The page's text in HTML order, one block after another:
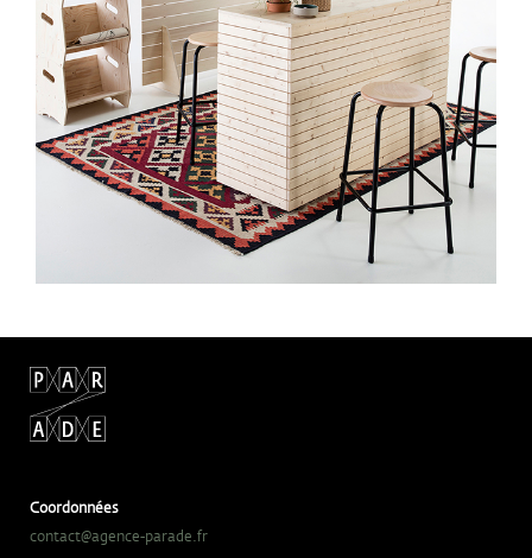
Coordonnées
contact@agence-parade.fr